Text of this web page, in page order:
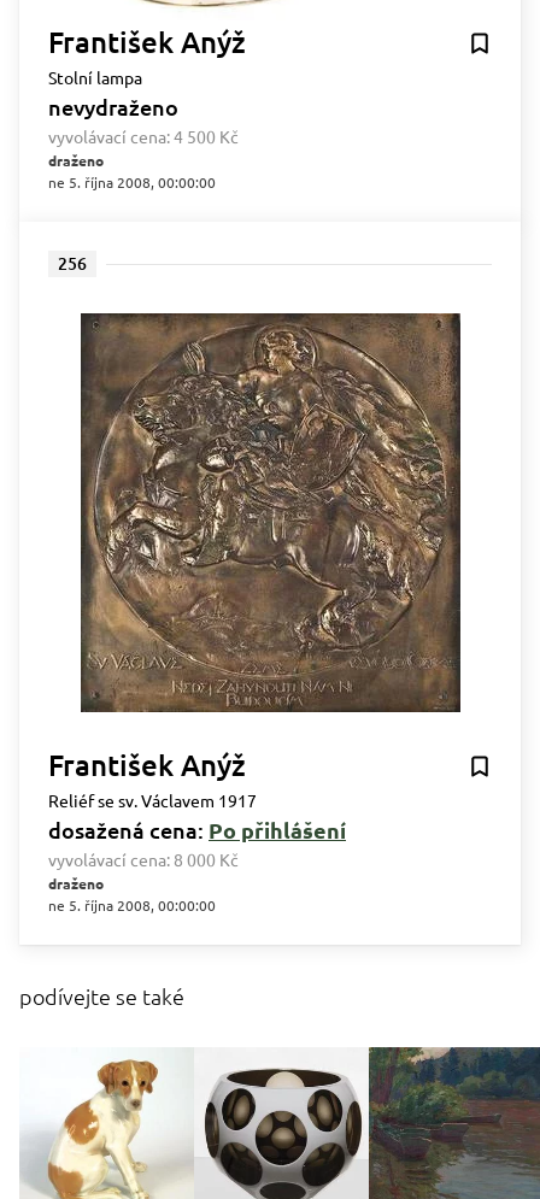
František Anýž
Stolní lampa
nevydraženo
vyvolávací cena:4 500 Kč
draženo
ne 5. října 2008, 00:00:00
256
František Anýž
Reliéf se sv. Václavem 1917
dosažená cena: Po přihlášení
vyvolávací cena: 8 000 Kč
draženo
ne 5. října 2008, 00:00:00
podívejte se také